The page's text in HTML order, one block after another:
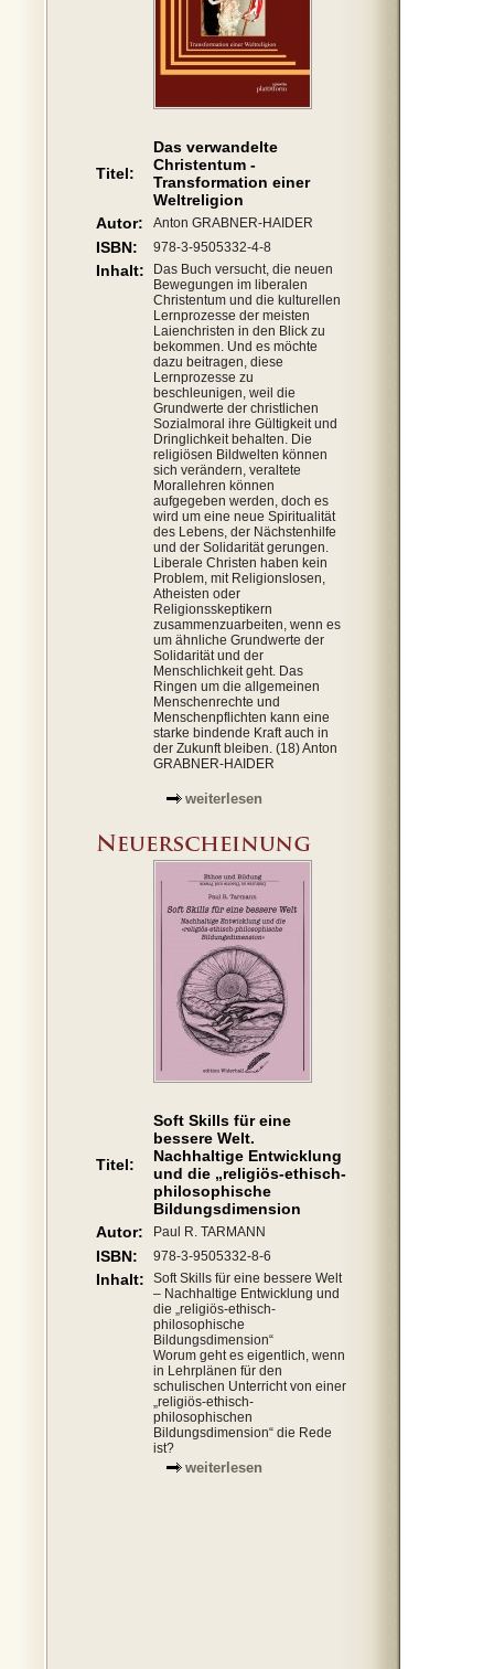
Titel:
Das verwandelte
Christentum -
Transformation einer
Weltreligion
Autor:
Anton GRABNER-HAIDER
ISBN: 978-3-9505332-4-8
Inhalt:
Das Buch versucht, die neuen
Bewegungen im liberalen
Christentum und die kulturellen
Lernprozesse der meisten
Laienchristen in den Blick zu
bekommen. Und es möchte
dazu beitragen, diese
Lernprozesse zu
beschleunigen, weil die
Grundwerte der christlichen
Sozialmoral ihre Gültigkeit und
Dringlichkeit behalten. Die
religiösen Bildwelten können
sich verändern, veraltete
Morallehren können
aufgegeben werden, doch es
wird um eine neue Spiritualität
des Lebens, der Nächstenhilfe
und der Solidarität gerungen.
Liberale Christen haben kein
Problem, mit Religionslosen,
Atheisten oder
Religionsskeptikern
zusammenzuarbeiten, wenn es
um ähnliche Grundwerte der
Solidarität und der
Menschlichkeit geht. Das
Ringen um die allgemeinen
Menschenrechte und
Menschenpflichten kann eine
starke bindende Kraft auch in
der Zukunft bleiben. (18) Anton
GRABNER-HAIDER
weiterlesen
Titel:
Soft Skills für eine
bessere Welt.
Nachhaltige Entwicklung
und die „religiös-ethisch-
philosophische
Bildungsdimension
Autor:
Paul R. TARMANN
ISBN: 978-3-9505332-8-6
Inhalt:
Soft Skills für eine bessere Welt
– Nachhaltige Entwicklung und
die „religiös-ethisch-
philosophische
Bildungsdimension“
Worum geht es eigentlich, wenn
in Lehrplänen für den
schulischen Unterricht von einer
„religiös-ethisch-
philosophischen
Bildungsdimension“ die Rede
ist?
weiterlesen